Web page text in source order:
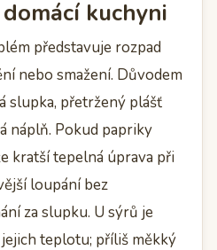
kuchyni
představuje rozpad
nebo smažení. Důvodem
slupka, přetržený plášť
náplň. Pokud papriky
kratší tepelná úprava při
loupání bez
za slupku. U sýrů je
teplotu; příliš měkký